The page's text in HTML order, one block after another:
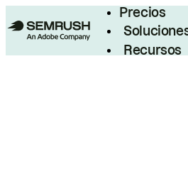
Precios
Recursos